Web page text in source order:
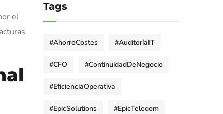
el
Tags
#AhorroCostes #AuditoríaIT
#CFO #ContinuidadDeNegocio
#EficienciaOperativa
#EpicSolutions #EpicTelecom